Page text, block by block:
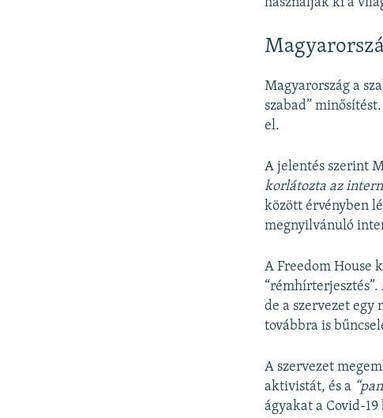
Magyarország a
szabad”
el.
A jelentés szerint
korlátozta az
között érvényben
megnyilvánuló
A Freedom House
de a szervezet egy
továbbra is
A szervezet
aktivistát, és a
ágyakat a Covid-